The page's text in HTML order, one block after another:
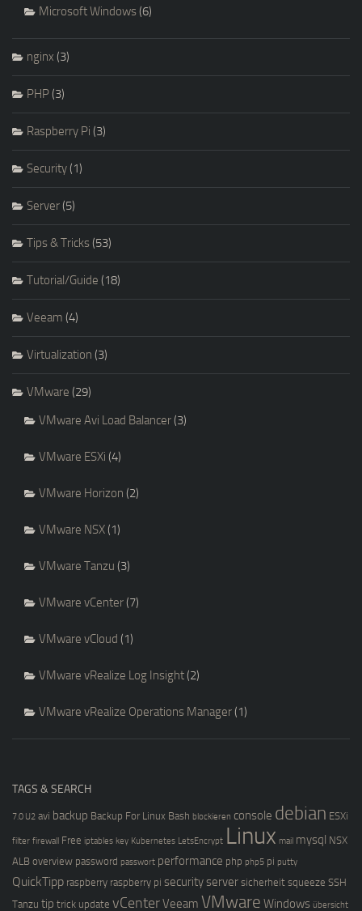
Microsoft Windows(6)
nginx (3)
PHP(3)
Raspberry Pi (3)
Security(1)
Server(5)
Tips & Tricks(53)
Tutorial/Guide (18)
Veeam (4)
Virtualization (3)
VMware (29)
VMware Avi Load Balancer(3)
VMware ESXi (4)
VMware Horizon (2)
VMware NSX(1)
VMware Tanzu (3)
VMware vCenter(7)
VMware vCloud (1)
VMware vRealize Log Insight(2)
VMware vRealize Operations Manager(1)
TAGS & SEARCH
7.0 U2 avi backup Backup For Linux Bash blockieren console debian ESXi
filter firewall Free iptables key Kubernetes LetsEncrypt Linux mail mysql NSX
ALB overview password passwort performance php php5 pi putty
QuickTipp raspberry raspberry pi securityserver sicherheit squeeze SSH
Tanzu tip trick update vCenterVeeam VMware Windows übersicht